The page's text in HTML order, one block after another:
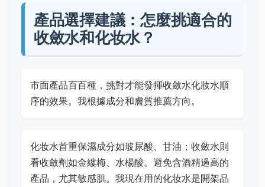
產品選擇建議：怎麼挑適合的
收斂水和化妆水？
市面產品百百種，挑對才能發揮收斂水化妝水順
序的效果。我根據成分和膚質推薦方向。
化妆水首重保濕成分如玻尿酸、甘油；收斂水則
看收斂劑如金縷梅、水楊酸。避免含酒精過高的
產品，尤其敏感肌。我現在用的化妆水是開架品